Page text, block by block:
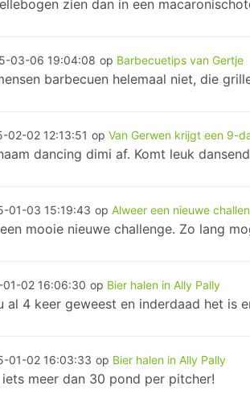
zien dan in een
03-06 19:04:08 op Barbecuetips van Gertje
barbecuen helemaal niet, die
02-02 12:13:51 op Van Gerwen krijgt een 9-
dancing dimi af. Komt leuk
01-03 15:19:43 op Alweer een nieuwe
mooie nieuwe challenge. Zo lang
01-02 16:06:30 op Bier halen in Ally Pally
al 4 keer geweest en inderdaad het is
01-02 16:03:33 op Bier halen in Ally Pally
iets meer dan 30 pond per pitcher!